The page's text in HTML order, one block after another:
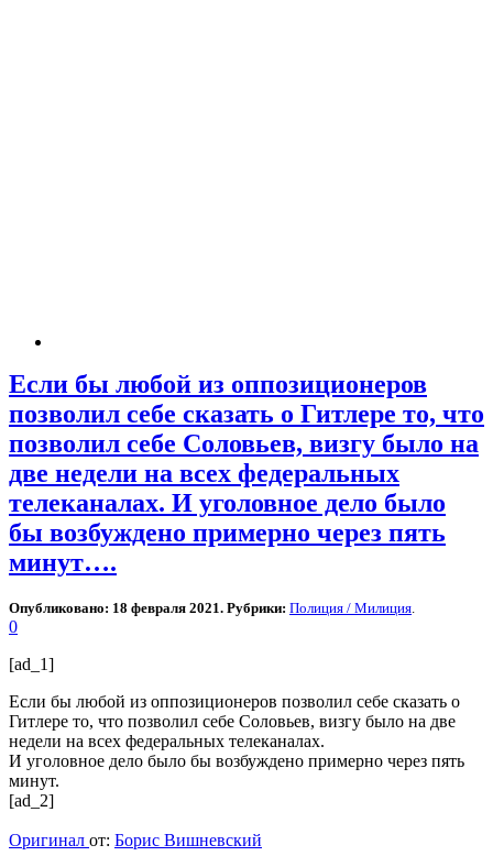
Если бы любой из оппозиционеров
позволил себе сказать о Гитлере то, что
позволил себе Соловьев, визгу было на
две недели на всех федеральных
телеканалах. И уголовное дело было
бы возбуждено примерно через пять
минут….
Опубликовано: 18 февраля 2021. Рубрики: Полиция / Милиция
0
[ad_1]
Если бы любой из оппозиционеров позволил себе сказать о
Гитлере то, что позволил себе Соловьев, визгу было на две
недели на всех федеральных телеканалах.
И уголовное дело было бы возбуждено примерно через пять
минут.
[ad_2]
Оригинал от: Борис Вишневский